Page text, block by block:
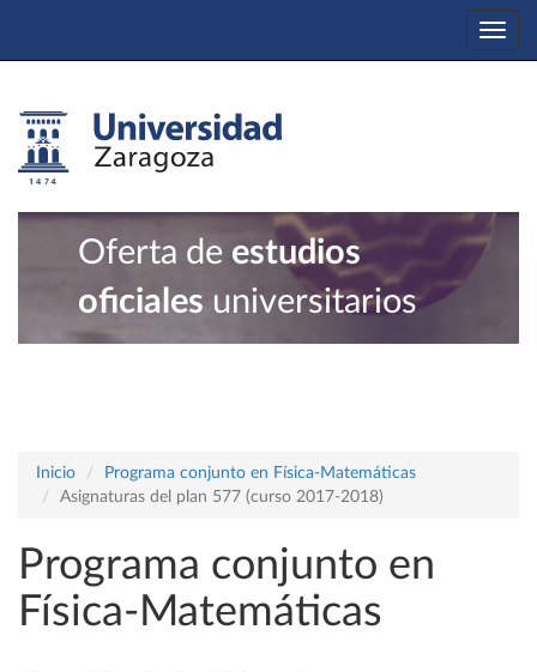
Oferta de estudios
oficiales universitarios
Inicio
Programa conjunto en Física-Matemáticas
Asignaturas del plan 577 (curso 2017-2018)
Programa conjunto en
Física-Matemáticas